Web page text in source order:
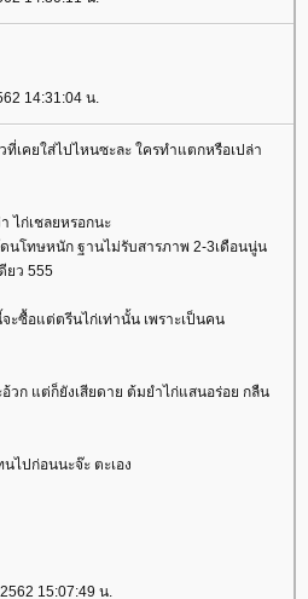
14:31:04 น.
เคยใส่ไปไหนซะละ ใครทำแตกหรือเปล่า
ไก่เชลยหรอกนะ
นโทษหนัก ฐานไม่รับสารภาพ 2-3เดือนนู่น
ยว 555
ะซื้อแต่ตรีนไก่เท่านั้น เพราะเป็นคน
วก แต่ก็ยังเสียดาย ต้มยำไก่แสนอร่อย กลืน
ไปก่อนนะจ๊ะ ตะเอง
15:07:49 น.